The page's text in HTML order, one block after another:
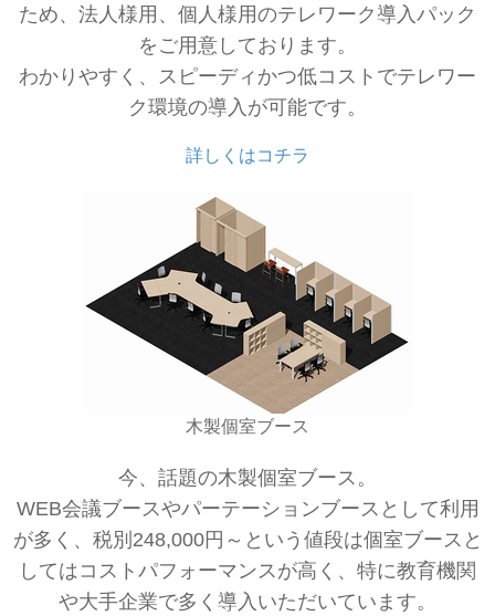
ため、法人様用、個人様用のテレワーク導入パック
をご用意しております。
わかりやすく、スピーディかつ低コストでテレワー
ク環境の導入が可能です。
詳しくはコチラ
木製個室ブース
今、話題の木製個室ブース。
WEB会議ブースやパーテーションブースとして利用
が多く、税別248,000円～という値段は個室ブースと
してはコストパフォーマンスが高く、特に教育機関
や大手企業で多く導入いただいています。